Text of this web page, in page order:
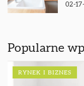
02-
Popularne
RYNEK I BIZNES